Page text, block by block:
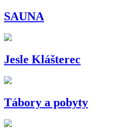
SAUNA
Jesle Klášterec
Tábory a pobyty